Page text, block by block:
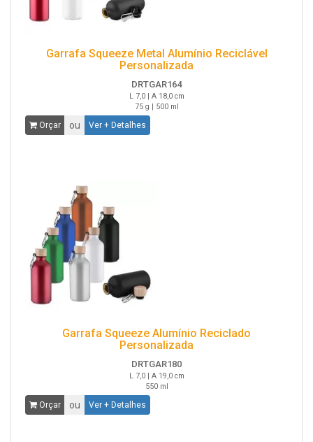
Garrafa Squeeze Metal Alumínio Reciclável
Personalizada
DRTGAR164
L 7,0 | A 18,0 cm
75 g | 500 ml
Orçar ou Ver + Detalhes
Garrafa Squeeze Alumínio Reciclado
Personalizada
DRTGAR180
L 7,0 | A 19,0 cm
550 ml
Orçar ou Ver + Detalhes